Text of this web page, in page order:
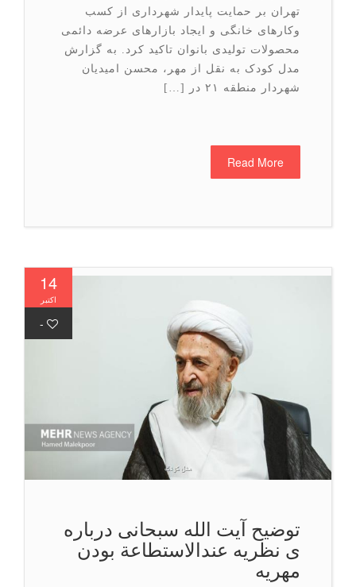
تهران بر حمایت پایدار شهرداری از کسب
وکارهای خانگی و ایجاد بازارهای عرضه دائمی
محصولات تولیدی بانوان تاکید کرد. به گزارش
مدل کودک به نقل از مهر، محسن امیدیان
شهردار منطقه ۲۱ در […]
Read More
14
توضیح آیت الله سبحانی درباره
ی نظریه عندالاستطاعة بودن
مهریه